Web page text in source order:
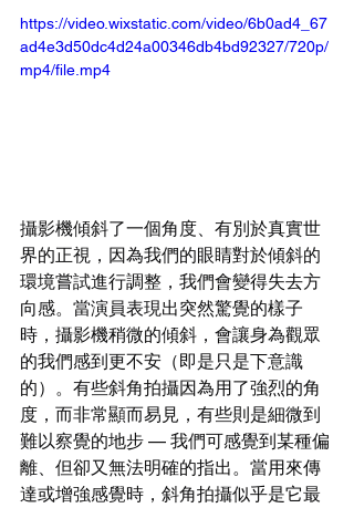
https://video.wixstatic.com/video/6b0ad4_67
ad4e3d50dc4d24a00346db4bd92327/720p/
mp4/file.mp4
攝影機傾斜了一個角度、有別於真實世
界的正視，因為我們的眼睛對於傾斜的
環境嘗試進行調整，我們會變得失去方
向感。當演員表現出突然驚覺的樣子
時，攝影機稍微的傾斜，會讓身為觀眾
的我們感到更不安（即是只是下意識
的）。有些斜角拍攝因為用了強烈的角
度，而非常顯而易見，有些則是細微到
難以察覺的地步 — 我們可感覺到某種偏
離、但卻又無法明確的指出。當用來傳
達或增強感覺時，斜角拍攝似乎是它最